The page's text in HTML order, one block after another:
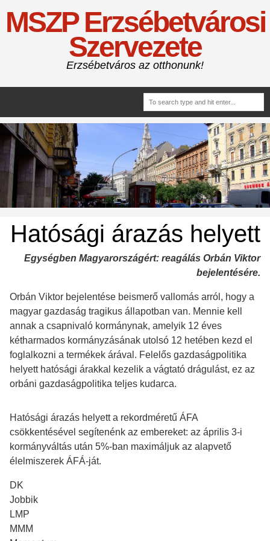
MSZP Erzsébetvárosi
Szervezete
Erzsébetváros az otthonunk!
Hatósági árazás helyett
Egységben Magyarországért: reagálás Orbán Viktor
bejelentésére.
Orbán Viktor bejelentése beismerő vallomás arról, hogy a
magyar gazdaság tragikus állapotban van. Mennie kell
annak a csapnivaló kormánynak, amelyik 12 éves
kétharmados kormányzásának utolsó 12 hetében kezd el
foglalkozni a termékek árával. Felelős gazdaságpolitika
helyett hatósági árakkal kezelik a vágtató drágulást, ez az
orbáni gazdaságpolitika teljes kudarca.
Hatósági árazás helyett a rekordméretű ÁFA
csökkentésével segítenénk az embereket: az április 3-i
kormányváltás után 5%-ban maximáljuk az alapvető
élelmiszerek ÁFÁ-ját.
DK
Jobbik
LMP
MMM